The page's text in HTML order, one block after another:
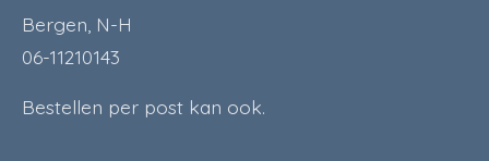
Bergen, N-H
06-11210143
Bestellen per post kan ook.